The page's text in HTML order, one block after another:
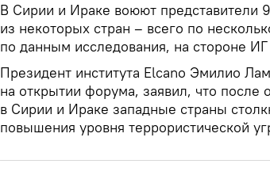
В Сирии и Ираке воюют представители
из некоторых стран – всего по
по данным исследования, на стороне
Президент института Elcano Эмилио
на открытии форума, заявил, что после
в Сирии и Ираке западные страны
повышения уровня террористической